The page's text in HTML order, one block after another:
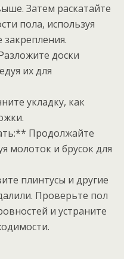
Затем раскатайте
пола, используя
доски
их для
укладку, как
Продолжайте
молоток и брусок для
плинтусы и другие
Проверьте пол
и устраните